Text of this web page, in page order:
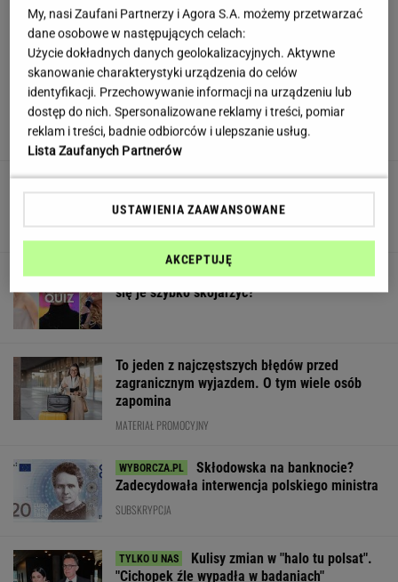
Polka pobiła rekord Guinnessa. Zajęło jej to
15 lat
Śmiertelne potrącenie Łukasza Litewki.
Kierowca przerwał milczenie
Quiz. Trzy znane nazwiska, jedno imię. Uda ci
się je szybko skojarzyć?
To jeden z najczęstszych błędów przed
zagranicznym wyjazdem. O tym wiele osób
zapomina
MATERIAŁ PROMOCYJNY
Skłodowska na banknocie?
Zadecydowała interwencja polskiego ministra
SUBSKRYPCJA
Kulisy zmian w "halo tu polsat".
"Cichopek źle wypadła w badaniach"
My, nasi Zaufani Partnerzy i Agora S.A. możemy przetwarzać
dane osobowe w następujących celach:
Użycie dokładnych danych geolokalizacyjnych. Aktywne
skanowanie charakterystyki urządzenia do celów
identyfikacji. Przechowywanie informacji na urządzeniu lub
dostęp do nich. Spersonalizowane reklamy i treści, pomiar
reklam i treści, badnie odbiorców i ulepszanie usług.
Lista Zaufanych Partnerów
USTAWIENIA ZAAWANSOWANE
AKCEPTUJĘ